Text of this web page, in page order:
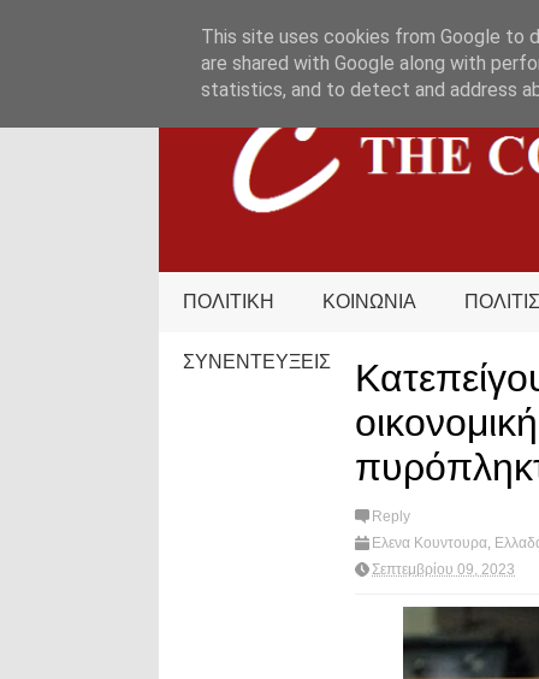
ΠΟΛΙΤΙΚΗ ΚΟΙΝΩΝΙΑ
ΣΥΝΕΝΤΕΥΞΕΙΣ
Reply
Ελενα Κουντουρα
Σεπτεμβρίου 09, 2023
This site uses cookies from Google to
are shared with Google along with
statistics, and to detect and address